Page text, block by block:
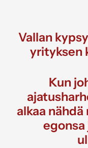
Vallan
yrityksen
Kun
alkaa